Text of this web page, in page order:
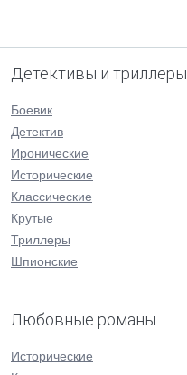
Детективы и триллеры
Боевик
Детектив
Иронические
Исторические
Классические
Крутые
Триллеры
Шпионские
Любовные романы
Исторические